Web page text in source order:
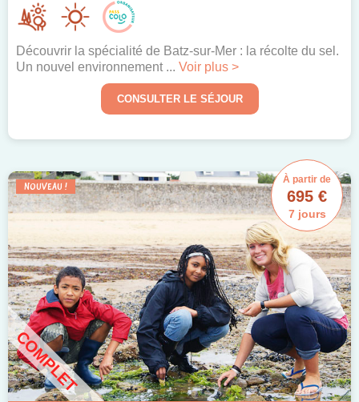
Découvrir la spécialité de Batz-sur-Mer : la récolte du sel.
Un nouvel environnement ... Voir plus >
CONSULTER LE SÉJOUR
NOUVEAU !
COMPLET
À partir de
695 €
7 jours